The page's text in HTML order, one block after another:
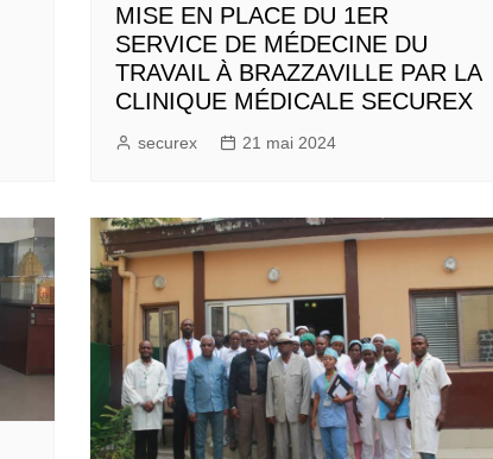
MISE EN PLACE DU 1ER
SERVICE DE MÉDECINE DU
TRAVAIL À BRAZZAVILLE PAR LA
CLINIQUE MÉDICALE SECUREX
securex 21 mai 2024